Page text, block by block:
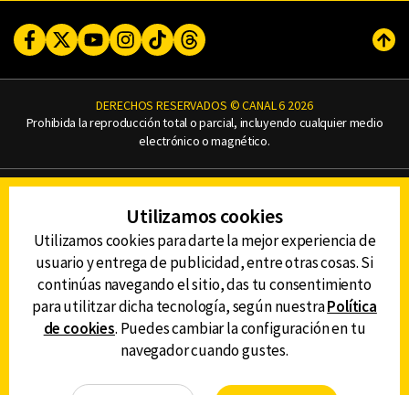
FacebookTwitterYoutubeInstagram
TikTokThreads
DERECHOS RESERVADOS © CANAL 6 2026
Prohibida la reproducción total o parcial, incluyendo cualquier medio
electrónico o magnético.
AVISO DE PRIVACIDAD
AVISO LEGAL
DEFENSORÍA DE LAS AUDIENCIAS
DESCARGA LA APP DE CANAL 6
Utilizamos cookies
Utilizamos cookies para darte la mejor experiencia de
usuario y entrega de publicidad, entre otras cosas. Si
continúas navegando el sitio, das tu consentimiento
para utilitzar dicha tecnología, según nuestraPolítica
de cookies. Puedes cambiar la configuración en tu
navegador cuando gustes.